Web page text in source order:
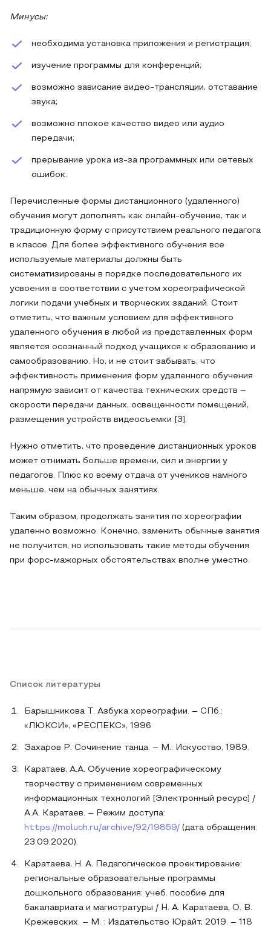
Минусы:
необходима установка приложения и регистрация;
изучение программы для конференций;
возможно зависание видео-трансляции, отставание
звука;
возможно плохое качество видео или аудио
передачи;
прерывание урока из-за программных или сетевых
ошибок.
Перечисленные формы дистанционного (удаленного)
обучения могут дополнять как онлайн-обучение, так и
традиционную форму с присутствием реального педагога
в классе. Для более эффективного обучения все
используемые материалы должны быть
систематизированы в порядке последовательного их
усвоения в соответствии с учетом хореографической
логики подачи учебных и творческих заданий. Стоит
отметить, что важным условием для эффективного
удаленного обучения в любой из представленных форм
является осознанный подход учащихся к образованию и
самообразованию. Но, и не стоит забывать, что
эффективность применения форм удаленного обучения
напрямую зависит от качества технических средств –
скорости передачи данных, освещенности помещений,
размещения устройств видеосъемки [3].
Нужно отметить, что проведение дистанционных уроков
может отнимать больше времени, сил и энергии у
педагогов. Плюс ко всему отдача от учеников намного
меньше, чем на обычных занятиях.
Таким образом, продолжать занятия по хореографии
удаленно возможно. Конечно, заменить обычные занятия
не получится, но использовать такие методы обучения
при форс-мажорных обстоятельствах вполне уместно.
Список литературы
Барышникова Т. Азбука хореографии. – СПб.:
«ЛЮКСИ», «РЕСПЕКС», 1996
Захаров Р. Сочинение танца. – М.: Искусство, 1989.
Каратаев, А.А. Обучение хореографическому
творчеству с применением современных
информационных технологий [Электронный ресурс] /
А.А. Каратаев. – Режим доступа:
https://moluch.ru/archive/92/19859/ (дата обращения:
23.09.2020).
Каратаева, Н. А. Педагогическое проектирование:
региональные образовательные программы
дошкольного образования: учеб. пособие для
бакалавриата и магистратуры / Н. А. Каратаева, О. В.
Крежевских. – М. : Издательство Юрайт, 2019. – 118